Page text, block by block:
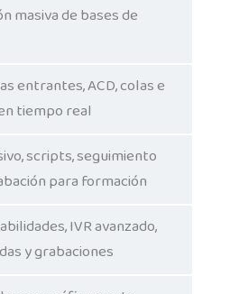
masiva de bases de
entrantes, ACD, colas e
tiempo real
scripts, seguimiento
para formación
IVR avanzado,
y grabaciones